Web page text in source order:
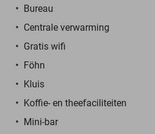
Bureau
Centrale verwarming
Gratis wifi
Föhn
Kluis
Koffie- en theefaciliteiten
Mini-bar